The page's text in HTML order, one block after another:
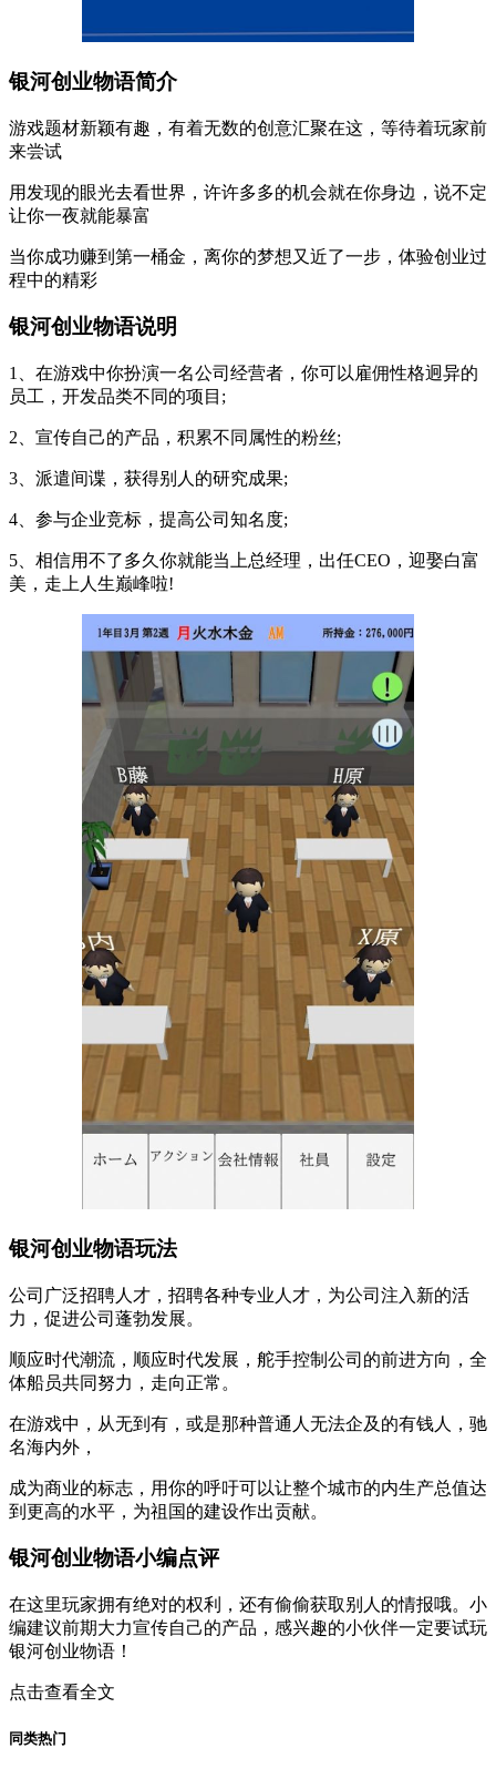
银河创业物语简介
游戏题材新颖有趣，有着无数的创意汇聚在这，等待着玩家前
来尝试
用发现的眼光去看世界，许许多多的机会就在你身边，说不定
让你一夜就能暴富
当你成功赚到第一桶金，离你的梦想又近了一步，体验创业过
程中的精彩
银河创业物语说明
1、在游戏中你扮演一名公司经营者，你可以雇佣性格迥异的
员工，开发品类不同的项目;
2、宣传自己的产品，积累不同属性的粉丝;
3、派遣间谍，获得别人的研究成果;
4、参与企业竞标，提高公司知名度;
5、相信用不了多久你就能当上总经理，出任CEO，迎娶白富
美，走上人生巅峰啦!
银河创业物语玩法
公司广泛招聘人才，招聘各种专业人才，为公司注入新的活
力，促进公司蓬勃发展。
顺应时代潮流，顺应时代发展，舵手控制公司的前进方向，全
体船员共同努力，走向正常。
在游戏中，从无到有，或是那种普通人无法企及的有钱人，驰
名海内外，
成为商业的标志，用你的呼吁可以让整个城市的内生产总值达
到更高的水平，为祖国的建设作出贡献。
银河创业物语小编点评
在这里玩家拥有绝对的权利，还有偷偷获取别人的情报哦。小
编建议前期大力宣传自己的产品，感兴趣的小伙伴一定要试玩
银河创业物语！
点击查看全文
同类热门